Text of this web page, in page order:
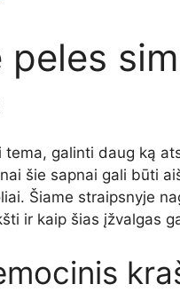
peles
tema, galinti daug ką
šie sapnai gali būti
Šiame straipsnyje
ir kaip šias įžvalgas